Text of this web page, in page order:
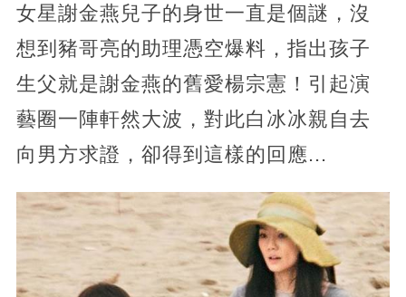
女星謝金燕兒子的身世一直是個謎，沒
想到豬哥亮的助理憑空爆料，指出孩子
生父就是謝金燕的舊愛楊宗憲！引起演
藝圈一陣軒然大波，對此白冰冰親自去
向男方求證，卻得到這樣的回應...